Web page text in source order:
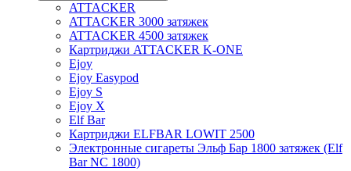
ATTACKER
ATTACKER 3000 затяжек
ATTACKER 4500 затяжек
Картриджи ATTACKER K-ONE
Ejoy
Ejoy Easypod
Ejoy S
Ejoy X
Elf Bar
Картриджи ELFBAR LOWIT 2500
Электронные сигареты Эльф Бар 1800 затяжек (Elf
Bar NC 1800)